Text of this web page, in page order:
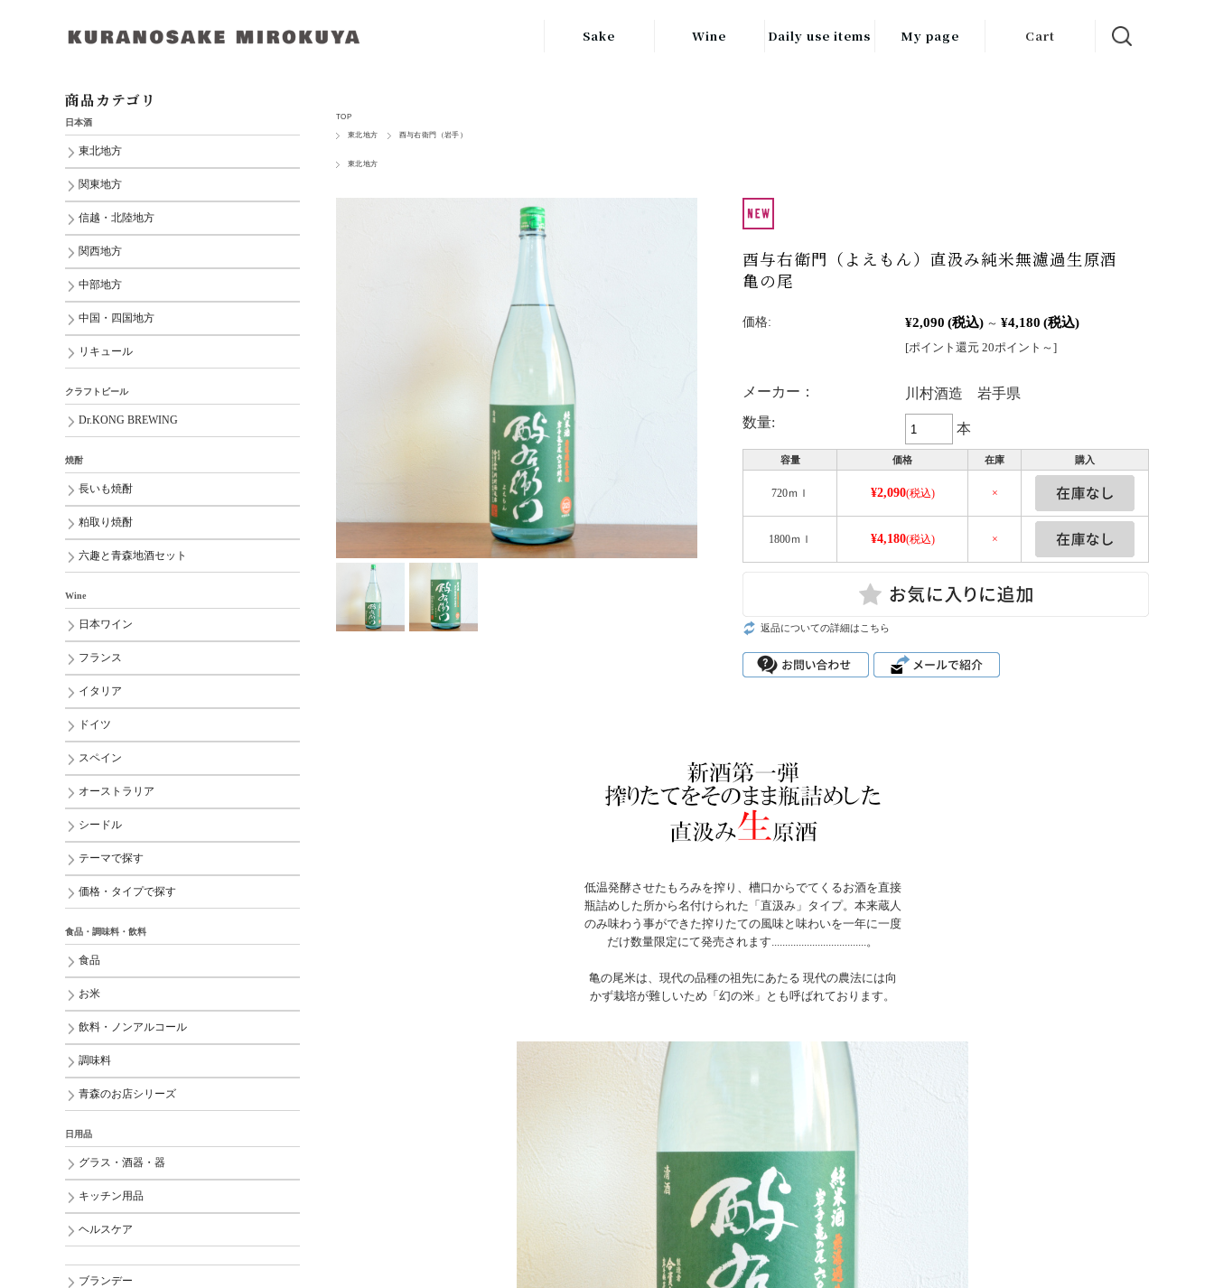
Sake
中国・四国地方
Wine
ITALY
Daily use items
器
My page Cart
TOP
東北地方 酉与右衛門（岩手）
東北地方
酉与右衛門（よえもん）直汲み純米無濾過生原酒
亀の尾
価格: ¥2,090 (税込) ～ ¥4,180 (税込)
[ポイント還元 20ポイント～]
メーカー：
川村酒造 岩手県
数量:
本
容量 価格 在庫 購入
720ｍｌ ¥2,090(税込) ×
1800ｍｌ ¥4,180(税込) ×
返品についての詳細はこちら
低温発酵させたもろみを搾り、槽口からでてくるお酒を直接
瓶詰めした所から名付けられた「直汲み」タイプ。本来蔵人
のみ味わう事ができた搾りたての風味と味わいを一年に一度
だけ数量限定にて発売されます...................................。
亀の尾米は、現代の品種の祖先にあたる 現代の農法には向
かず栽培が難しいため「幻の米」とも呼ばれております。
商品カテゴリ
日本酒
東北地方
関東地方
信越・北陸地方
関西地方
中部地方
中国・四国地方
リキュール
クラフトビール
Dr.KONG BREWING
焼酎
長いも焼酎
粕取り焼酎
六趣と青森地酒セット
Wine
日本ワイン
フランス
イタリア
ドイツ
スペイン
オーストラリア
シードル
テーマで探す
価格・タイプで探す
食品・調味料・飲料
食品
お米
飲料・ノンアルコール
調味料
青森のお店シリーズ
日用品
グラス・酒器・器
キッチン用品
ヘルスケア
ブランデー